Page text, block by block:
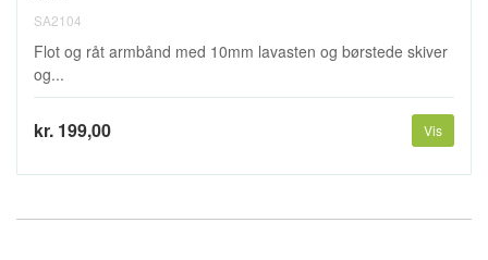
SA2104
Flot og råt armbånd med 10mm lavasten og børstede skiver
og...
kr. 199,00 Vis